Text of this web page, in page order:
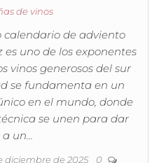
de vinos
calendario de adviento
es uno de los exponentes
vinos generosos del sur
se fundamenta en un
en el mundo, donde
se unen para dar
un…
diciembre de 2025 0